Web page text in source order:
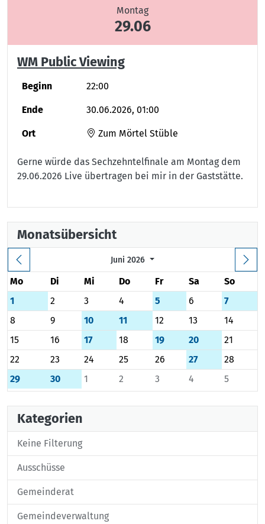
Montag
29.06
WM Public Viewing
Beginn 22:00
Ende 30.06.2026, 01:00
Ort Zum Mörtel Stüble
Gerne würde das Sechzehntelfinale am Montag dem
29.06.2026 Live übertragen bei mir in der Gaststätte.
Monatsübersicht
Juni 2026
Mo Di Mi Do Fr Sa
So
1
2 3 4 5 6
7
8
9 10 11 12 13
14
15
16 17 18 19 20
21
22
23 24 25 26 27
28
29
30 1 2 3 4 5
Kategorien
Keine Filterung
Ausschüsse
Gemeinderat
Gemeindeverwaltung